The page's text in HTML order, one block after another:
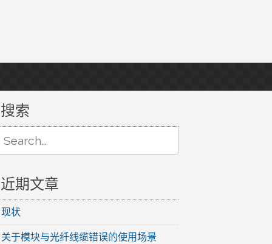
搜索
近期文章
现状
关于模块与光纤线缆错误的使用场景